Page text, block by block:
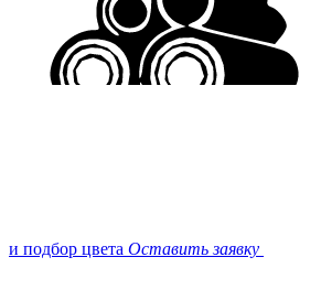
и подбор цвета Оставить заявку